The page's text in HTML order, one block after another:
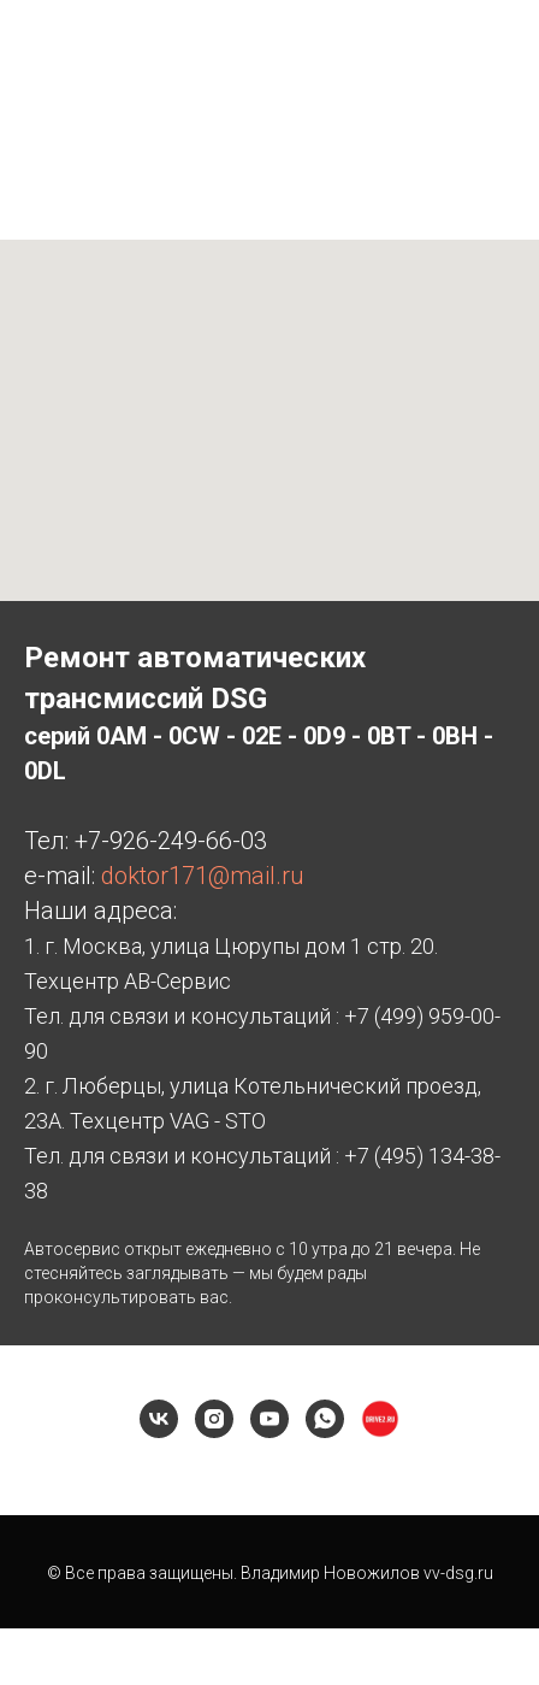
Ремонт автоматических
трансмиссий DSG
серий 0AM - 0CW - 02E - 0D9 - 0BT - 0BH -
0DL
Тел: +7-926-249-66-03
e-mail: doktor171@mail.ru
Наши адреса:
1. г. Москва, улица Цюрупы дом 1 стр. 20.
Техцентр АВ-Сервис
Тел. для связи и консультаций : +7 (499) 959-00-
90
2. г. Люберцы, улица Котельнический проезд,
23А. Техцентр VAG - STO
Тел. для связи и консультаций : +7 (495) 134-38-
38
Автосервис открыт ежедневно с 10 утра до 21 вечера. Не
стесняйтесь заглядывать — мы будем рады
проконсультировать вас.
© Все права защищены. Владимир Новожилов vv-dsg.ru